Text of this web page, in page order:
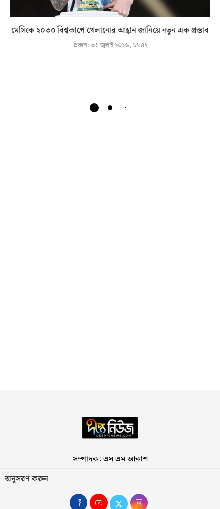
মেসিকে ২০৩০ বিশ্বকাপে খেলানোর আহ্বান জানিয়ে নতুন এক প্রস্তাব
প্রকাশ:৩১ জুলাই ২০২৬, ১২:৪২
সম্পাদক: এস এম আকাশ
অনুসরণ করুন